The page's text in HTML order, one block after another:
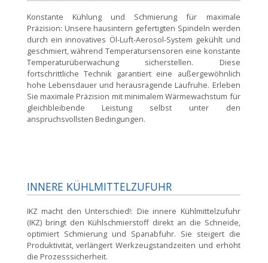
Konstante Kühlung und Schmierung für maximale
Präzision: Unsere hausintern gefertigten Spindeln werden
durch ein innovatives Öl-Luft-Aerosol-System gekühlt und
geschmiert, während Temperatursensoren eine konstante
Temperaturüberwachung sicherstellen. Diese
fortschrittliche Technik garantiert eine außergewöhnlich
hohe Lebensdauer und herausragende Laufruhe. Erleben
Sie maximale Präzision mit minimalem Wärmewachstum für
gleichbleibende Leistung selbst unter den
anspruchsvollsten Bedingungen.
INNERE KÜHLMITTELZUFUHR
IKZ macht den Unterschied!: Die innere Kühlmittelzufuhr
(IKZ) bringt den Kühlschmierstoff direkt an die Schneide,
optimiert Schmierung und Spanabfuhr. Sie steigert die
Produktivität, verlängert Werkzeugstandzeiten und erhöht
die Prozesssicherheit.